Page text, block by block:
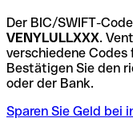
Der BIC/SWIFT-
VENYLULLXXX.
verschiedene
Bestätigen Sie den
oder der Bank.
Sparen Sie Geld bei